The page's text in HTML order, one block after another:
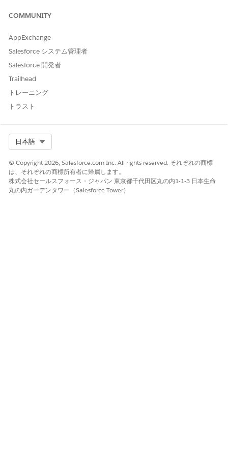
新規レポートを作成するには:
[アプリケーションランチャー] │ [Analytics] │ [作成] │ レポー
ト、ダッシュボード、フォルダーのいずれかを選択
す。
該当するレポートに使用するレポートタイプを選択
し、[作成] をクリックします。
レポートをカスタマイズして保存または実行しま
す。
Unified Analytics Homeを使用している場合
[設定] │ [レポートおよびダッシュボードの設定] │
COMMUNITY
AppExchange
Salesforce システム管理者
Salesforce 開発者
Trailhead
トレーニング
トラスト
日本語
© Copyright 2026, Salesforce.com Inc. All rights reserved. それぞれの商標
は、それぞれの商標所有者に帰属します。
株式会社セールスフォース・ジャパン 東京都千代田区丸の内1-1-3 日本生命
丸の内ガーデンタワー（Salesforce Tower）